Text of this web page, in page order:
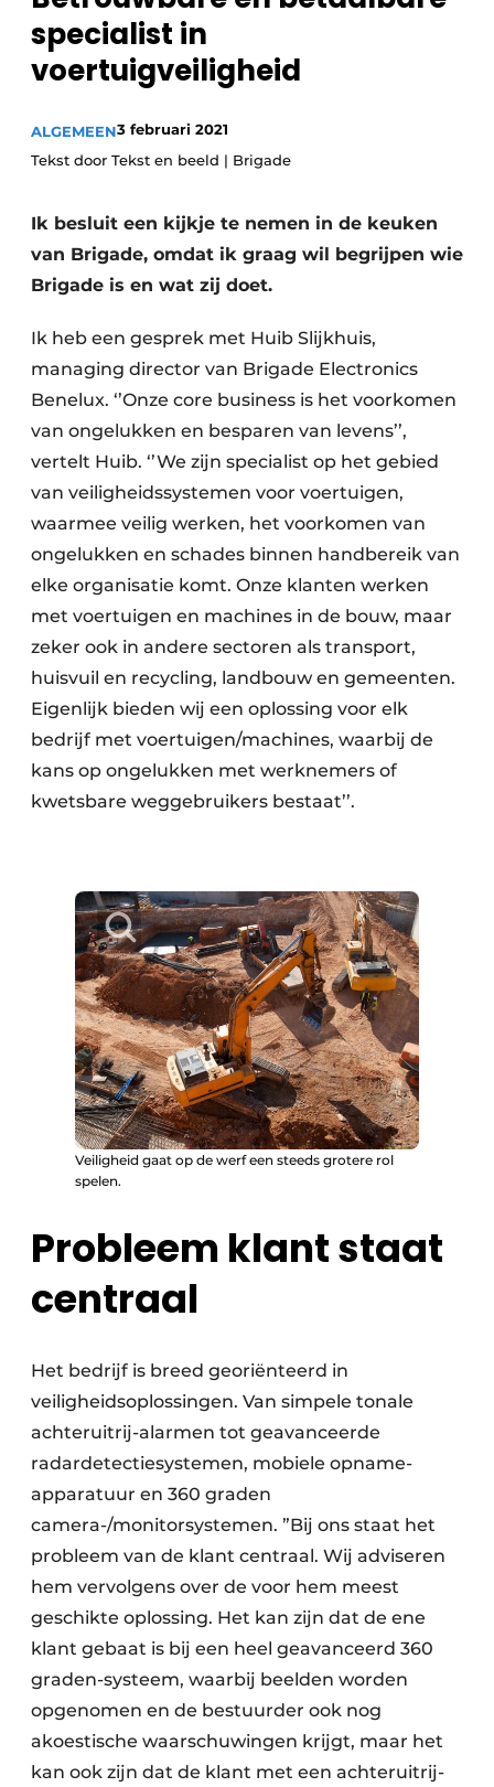
Privacy / Cookie statement
Vacature aanmelden
Vacatures
Video’s
specialist in
voertuigveiligheid
ALGEMEEN3 februari 2021
Tekst door Tekst en beeld | Brigade
Ik besluit een kijkje te nemen in de keuken
van Brigade, omdat ik graag wil begrijpen wie
Brigade is en wat zij doet.
Ik heb een gesprek met Huib Slijkhuis,
managing director van Brigade Electronics
Benelux. ‘’Onze core business is het voorkomen
van ongelukken en besparen van levens’’,
vertelt Huib. ‘’We zijn specialist op het gebied
van veiligheidssystemen voor voertuigen,
waarmee veilig werken, het voorkomen van
ongelukken en schades binnen handbereik van
elke organisatie komt. Onze klanten werken
met voertuigen en machines in de bouw, maar
zeker ook in andere sectoren als transport,
huisvuil en recycling, landbouw en gemeenten.
Eigenlijk bieden wij een oplossing voor elk
bedrijf met voertuigen/machines, waarbij de
kans op ongelukken met werknemers of
kwetsbare weggebruikers bestaat’’.
Veiligheid gaat op de werf een steeds grotere rol
spelen.
Probleem klant staat
centraal
Het bedrijf is breed georiënteerd in
veiligheidsoplossingen. Van simpele tonale
achteruitrij-alarmen tot geavanceerde
radardetectiesystemen, mobiele opname-
apparatuur en 360 graden
camera-/monitorsystemen. ”Bij ons staat het
probleem van de klant centraal. Wij adviseren
hem vervolgens over de voor hem meest
geschikte oplossing. Het kan zijn dat de ene
klant gebaat is bij een heel geavanceerd 360
graden-systeem, waarbij beelden worden
opgenomen en de bestuurder ook nog
akoestische waarschuwingen krijgt, maar het
kan ook zijn dat de klant met een achteruitrij-